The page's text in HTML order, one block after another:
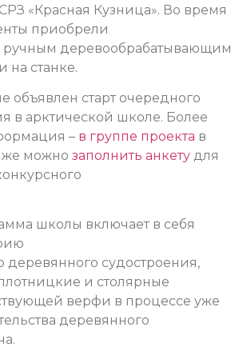
«Красная Кузница». Во время
приобрели
ручным деревообрабатывающим
на станке.
объявлен старт очередного
в арктической школе. Более
– в группе проекта в
же можно заполнить анкету для
школы включает в себя
деревянного судостроения,
и столярные
верфи в процессе уже
деревянного